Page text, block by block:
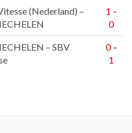
(Nederland) –
1 –
0
– SBV
0 –
1